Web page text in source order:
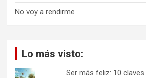
No voy a rendirme
Lo más visto:
Ser más feliz: 10